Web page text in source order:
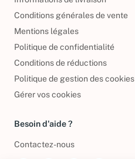
Conditions générales de vente
Mentions légales
Politique de confidentialité
Conditions de réductions
Politique de gestion des cookies
Gérer vos cookies
Besoin d'aide ?
Contactez-nous